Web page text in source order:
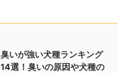
臭いが強い犬種ランキング
14選！臭いの原因や犬種の